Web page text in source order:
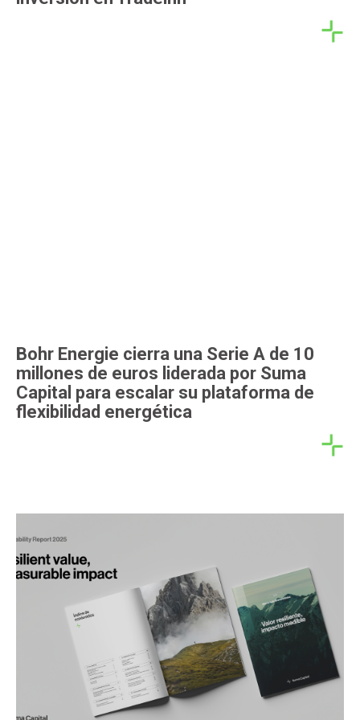
Bohr Energie cierra una Serie A de 10
millones de euros liderada por Suma
Capital para escalar su plataforma de
flexibilidad energética